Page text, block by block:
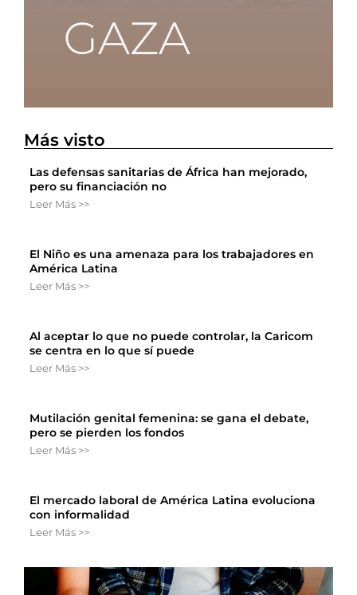
Más visto
Las defensas sanitarias de África han mejorado,
pero su financiación no
Leer Más >>
El Niño es una amenaza para los trabajadores en
América Latina
Leer Más >>
Al aceptar lo que no puede controlar, la Caricom
se centra en lo que sí puede
Leer Más >>
Mutilación genital femenina: se gana el debate,
pero se pierden los fondos
Leer Más >>
El mercado laboral de América Latina evoluciona
con informalidad
Leer Más >>